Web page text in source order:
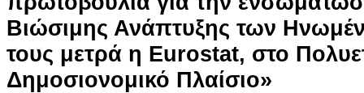
Βιώσιμης Ανάπτυξης των
τους μετρά η Eurostat, στο
Δημοσιονομικό Πλαίσιο»